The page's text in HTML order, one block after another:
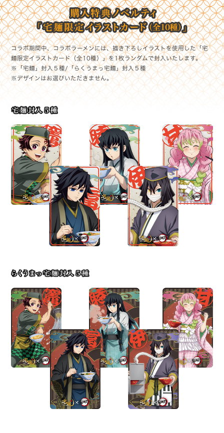
コラボ期間中、コラボラーメンには、描き下ろしイラストを使用した「宅
麺限定イラストカード（全10種）」を1枚ランダムで封入いたします。
※「宅麺」封入５種/「らくうまっ宅麺」封入５種
※デザインはお選びいただきません。